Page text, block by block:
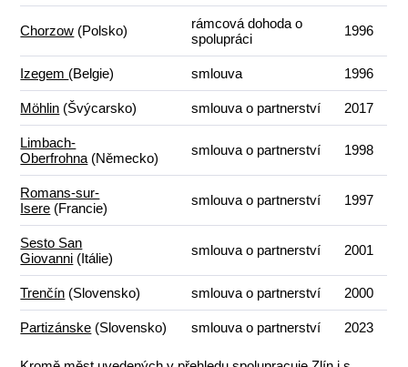
Chorzow (Polsko)
rámcová dohoda o
spolupráci
1996
Izegem (Belgie) smlouva 1996
Möhlin (Švýcarsko) smlouva o partnerství 2017
Limbach-
Oberfrohna (Německo)
smlouva o partnerství 1998
Romans-sur-
Isere (Francie)
smlouva o partnerství 1997
Sesto San
Giovanni (Itálie)
smlouva o partnerství 2001
Trenčín (Slovensko) smlouva o partnerství 2000
Partizánske (Slovensko) smlouva o partnerství 2023